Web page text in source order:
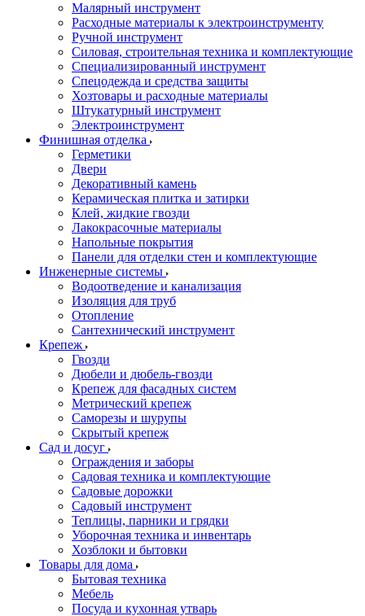
Малярный инструмент
Расходные материалы к электроинструменту
Ручной инструмент
Силовая, строительная техника и комплектующие
Специализированный инструмент
Спецодежда и средства защиты
Хозтовары и расходные материалы
Штукатурный инструмент
Электроинструмент
Финишная отделка
Герметики
Двери
Декоративный камень
Керамическая плитка и затирки
Клей, жидкие гвозди
Лакокрасочные материалы
Напольные покрытия
Панели для отделки стен и комплектующие
Инженерные системы
Водоотведение и канализация
Изоляция для труб
Отопление
Сантехнический инструмент
Крепеж
Гвозди
Дюбели и дюбель-гвозди
Крепеж для фасадных систем
Метрический крепеж
Саморезы и шурупы
Скрытый крепеж
Сад и досуг
Ограждения и заборы
Садовая техника и комплектующие
Садовые дорожки
Садовый инструмент
Теплицы, парники и грядки
Уборочная техника и инвентарь
Хозблоки и бытовки
Товары для дома
Бытовая техника
Мебель
Посуда и кухонная утварь